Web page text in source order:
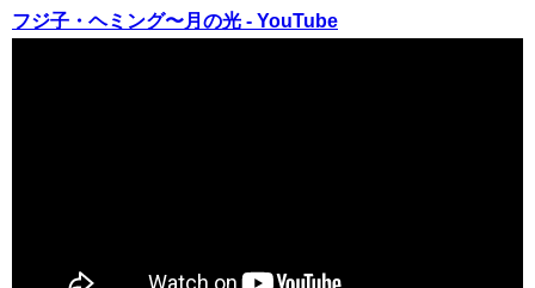
フジ子・ヘミング〜月の光 - YouTube